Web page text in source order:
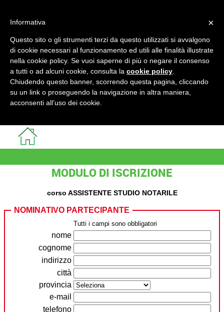
MODULO DI ISCRIZIONE
corso ASSISTENTE STUDIO NOTARILE
NOMINATIVO PARTECIPANTE
Tutti i campi sono obbligatori
nome
cognome
indirizzo
città
provincia
e-mail
telefono
×
Informativa
Questo sito o gli strumenti terzi da questo utilizzati si avvalgono
di cookie necessari al funzionamento ed utili alle finalità illustrate
nella cookie policy. Se vuoi saperne di più o negare il consenso
a tutti o ad alcuni cookie, consulta la cookie policy
Chiudendo questo banner, scorrendo questa pagina, cliccando
su un link o proseguendo la navigazione in altra maniera,
acconsenti all’uso dei cookie.